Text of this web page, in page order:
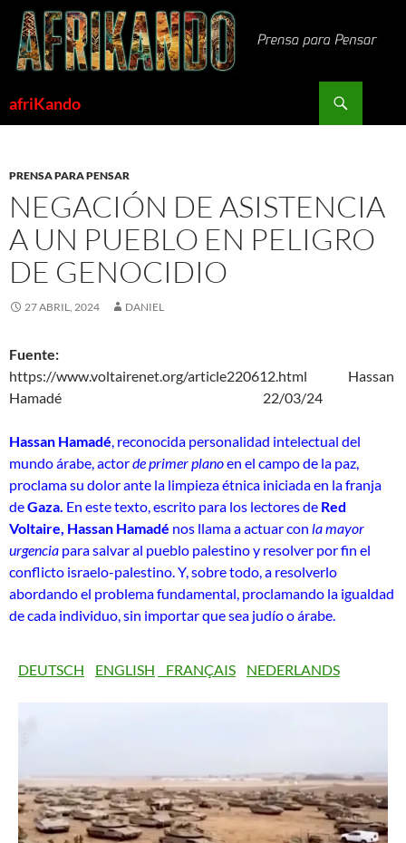
Saltar
contenido
afriKando
PRENSA PARA PENSAR
NEGACIÓN DE ASISTENCIA
A UN PUEBLO EN PELIGRO
DE GENOCIDIO
27 ABRIL, 2024 DANIEL
Fuente:
https://www.voltairenet.org/article220612.html Hassan
Hamadé 22/03/24
Hassan Hamadé, reconocida personalidad intelectual del
mundo árabe, actorde primer planoen el campo de la paz,
proclama su dolor ante la limpieza étnica iniciada en la franja
deGaza. En este texto, escrito para los lectores de Red
Voltaire, Hassan Hamadé nos llama a actuar con la mayor
urgencia para salvar al pueblo palestino y resolver por fin el
conflicto israelo-palestino. Y, sobre todo, a resolverlo
abordando el problema fundamental, proclamando la igualdad
de cada individuo, sin importar que sea judío o árabe.
DEUTSCH ENGLISH FRANÇAIS NEDERLANDS